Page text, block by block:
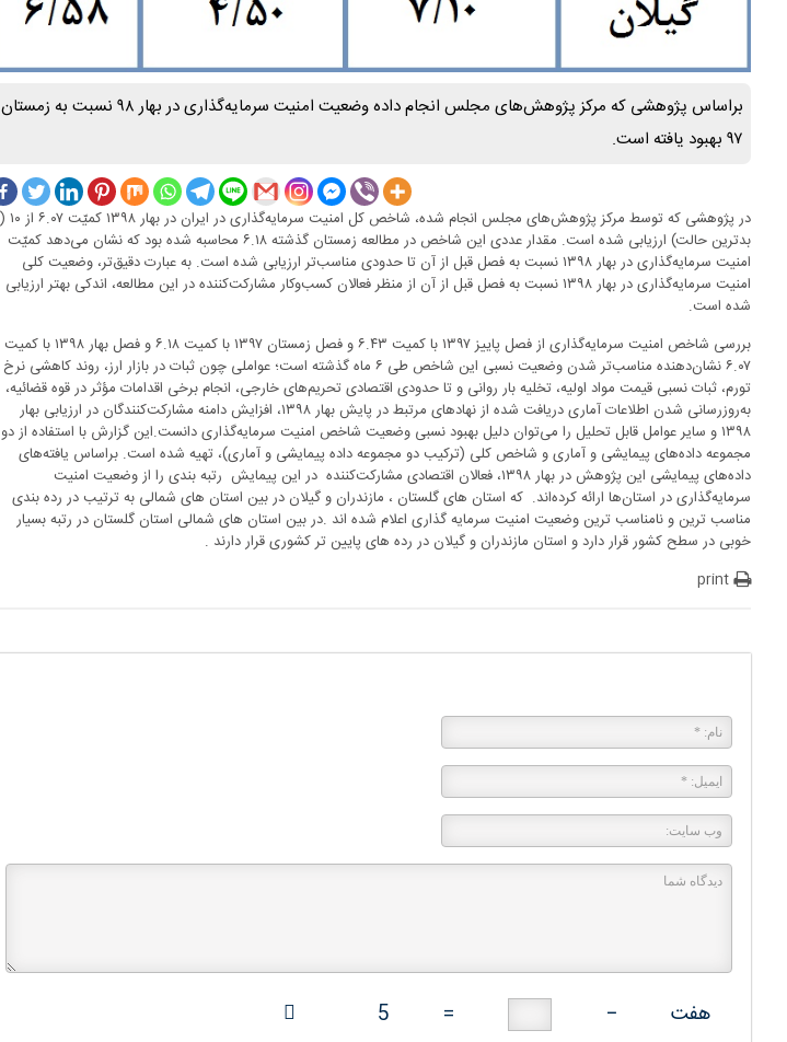
براساس پژوهشی که مرکز پژوهش‌های مجلس انجام داده وضعیت امنیت سرمایه‌گذاری در بهار ۹۸ نسبت به زمستان
۹۷ بهبود یافته است.
بدترین حالت) ارزیابی شده است. مقدار عددی این شاخص در مطالعه زمستان گذشته ۶.۱۸ محاسبه شده بود که نشان می‌دهد کمیّت
امنیت سرمایه‌گذاری در بهار ۱۳۹۸ نسبت به فصل قبل از آن تا حدودی مناسب‌تر ارزیابی شده است. به عبارت دقیق‌تر، وضعیت کلی
امنیت سرمایه‌گذاری در بهار ۱۳۹۸ نسبت به فصل قبل از آن از منظر فعالان کسب‌وکار مشارکت‌کننده در این مطالعه، اندکی بهتر ارزیابی
شده است.
بررسی شاخص امنیت سرمایه‌گذاری از فصل پاییز ۱۳۹۷ با کمیت ۶.۴۳ و فصل زمستان ۱۳۹۷ با کمیت ۶.۱۸ و فصل بهار ۱۳۹۸ با کمیت
۶.۰۷ نشان‌دهنده مناسب‌تر شدن وضعیت نسبی این شاخص طی ۶ ماه گذشته است؛ عواملی چون ثبات در بازار ارز، روند کاهشی نرخ
تورم، ثبات نسبی قیمت مواد اولیه، تخلیه بار روانی و تا حدودی اقتصادی تحریم‌های خارجی، انجام برخی اقدامات مؤثر در قوه قضائیه،
به‌روزرسانی شدن اطلاعات آماری دریافت شده از نهادهای مرتبط در پایش بهار ۱۳۹۸، افزایش دامنه مشارکت‌کنندگان در ارزیابی بهار
۱۳۹۸ و سایر عوامل قابل تحلیل را می‌توان دلیل بهبود نسبی وضعیت شاخص امنیت سرمایه‌گذاری دانست.این گزارش با استفاده از دو
مجموعه داده‌های پیمایشی و آماری و شاخص کلی (ترکیب دو مجموعه داده پیمایشی و آماری)، تهیه شده است. براساس یافته‌های
داده‌های پیمایشی این پژوهش در بهار ۱۳۹۸، فعالان اقتصادی مشارکت‌کننده در این پیمایش رتبه بندی را از وضعیت امنیت
سرمایه‌گذاری در استان‌ها ارائه کرده‌اند. که استان های گلستان ، مازندران و گیلان در بین استان های شمالی به ترتیب در رده بندی
مناسب ترین و نامناسب ترین وضعیت امنیت سرمایه گذاری اعلام شده اند .در بین استان های شمالی استان گلستان در رتبه بسیار
خوبی در سطح کشور قرار دارد و استان مازندران و گیلان در رده های پایین تر کشوری قرار دارند .
print
هفت −
=
5